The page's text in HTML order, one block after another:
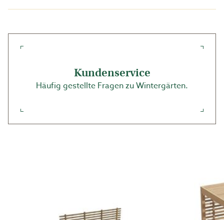
Kundenservice
Häufig gestellte Fragen zu Wintergärten.